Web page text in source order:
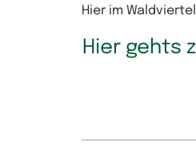
Hier im
Hier gehts